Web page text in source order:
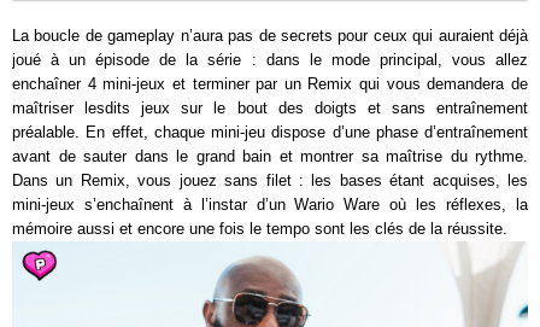
La boucle de gameplay n’aura pas de secrets pour ceux qui auraient déjà
joué à un épisode de la série : dans le mode principal, vous allez
enchaîner 4 mini-jeux et terminer par un Remix qui vous demandera de
maîtriser lesdits jeux sur le bout des doigts et sans entraînement
préalable. En effet, chaque mini-jeu dispose d’une phase d’entraînement
avant de sauter dans le grand bain et montrer sa maîtrise du rythme.
Dans un Remix, vous jouez sans filet : les bases étant acquises, les
mini-jeux s’enchaînent à l’instar d’un Wario Ware où les réflexes, la
mémoire aussi et encore une fois le tempo sont les clés de la réussite.